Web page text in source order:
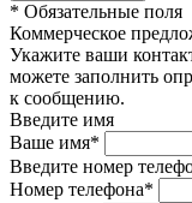
* Обязательные поля
Коммерческое
Укажите ваши
можете заполнить
к сообщению.
Введите имя
Ваше имя*
Введите номер
Номер телефона*